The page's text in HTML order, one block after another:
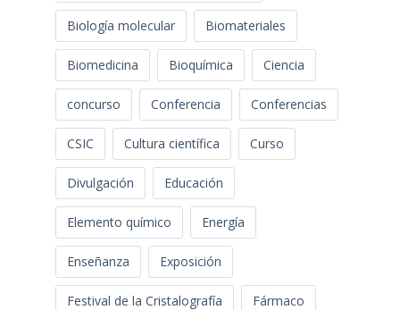
Biología molecular Biomateriales
Biomedicina Bioquímica Ciencia
concurso Conferencia Conferencias
CSIC Cultura científica Curso
Divulgación Educación
Elemento químico Energía
Enseñanza Exposición
Festival de la Cristalografía Fármaco